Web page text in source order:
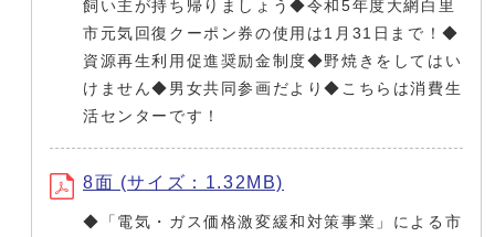
飼い主が持ち帰りましょう◆令和5年度大網白里
市元気回復クーポン券の使用は1月31日まで！◆
資源再生利用促進奨励金制度◆野焼きをしてはい
けません◆男女共同参画だより◆こちらは消費生
活センターです！
8面 (サイズ：1.32MB)
◆「電気・ガス価格激変緩和対策事業」による市